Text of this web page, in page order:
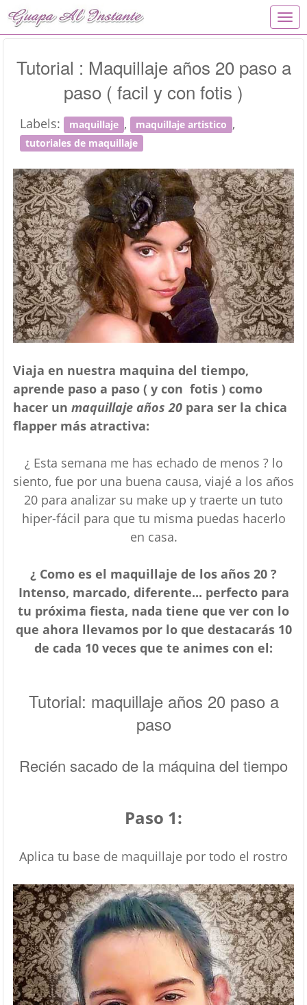
T
o
l
a
t
i
o
n
Tutorial : Maquillaje años 20 paso a
paso ( facil y con fotis )
Labels: maquillaje , maquillaje artistico ,
tutoriales de maquillaje
Viaja en nuestra maquina del tiempo,
aprende paso a paso ( y con fotis ) como
hacer un maquillaje años 20para ser la chica
flapper más atractiva:
¿ Esta semana me has echado de menos ? lo
siento, fue por una buena causa, viajé a los años
20 para analizar su make up y traerte un tuto
hiper-fácil para que tu misma puedas hacerlo
en casa.
¿ Como es el maquillaje de los años 20 ?
Intenso, marcado, diferente... perfecto para
tu próxima fiesta, nada tiene que ver con lo
que ahora llevamos por lo que destacarás 10
de cada 10 veces que te animes con el:
Tutorial: maquillaje años 20 paso a
paso
Recién sacado de la máquina del tiempo
Paso 1:
Aplica tu base de maquillaje por todo el rostro